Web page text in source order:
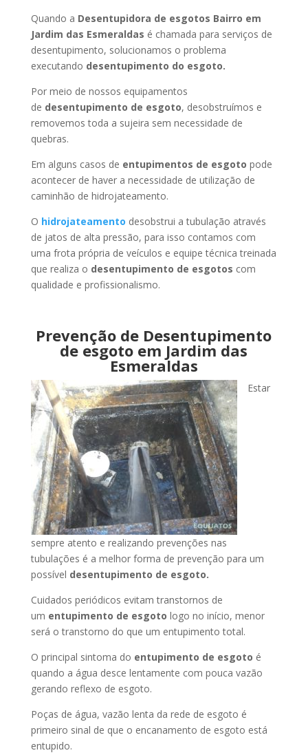
Quando a Desentupidora de esgotos Bairro em
Jardim das Esmeraldas é chamada para serviços de
desentupimento, solucionamos o problema
executando desentupimento do esgoto.
Por meio de nossos equipamentos
de desentupimento de esgoto, desobstruímos e
removemos toda a sujeira sem necessidade de
quebras.
Em alguns casos de entupimentos de esgoto pode
acontecer de haver a necessidade de utilização de
caminhão de hidrojateamento.
O hidrojateamento desobstrui a tubulação através
de jatos de alta pressão, para isso contamos com
uma frota própria de veículos e equipe técnica treinada
que realiza o desentupimento de esgotos com
qualidade e profissionalismo.
Prevenção de Desentupimento
de esgoto em Jardim das
Esmeraldas
Estar
sempre atento e realizando prevenções nas
tubulações é a melhor forma de prevenção para um
possível desentupimento de esgoto.
Cuidados periódicos evitam transtornos de
um entupimento de esgoto logo no início, menor
será o transtorno do que um entupimento total.
O principal sintoma do entupimento de esgoto é
quando a água desce lentamente com pouca vazão
gerando reflexo de esgoto.
Poças de água, vazão lenta da rede de esgoto é
primeiro sinal de que o encanamento de esgoto está
entupido.